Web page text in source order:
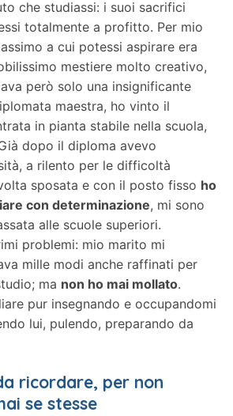
che studiassi: i suoi sacrifici
totalmente a profitto. Per mio
a cui potessi aspirare era
mestiere molto creativo,
però solo una insignificante
maestra, ho vinto il
in pianta stabile nella scuola,
dopo il diploma avevo
a rilento per le difficoltà
sposata e con il posto fisso ho
con determinazione, mi sono
alle scuole superiori.
problemi: mio marito mi
mille modi anche raffinati per
ma non ho mai mollato.
pur insegnando e occupandomi
lui, pulendo, preparando da
ricordare, per non
se stesse